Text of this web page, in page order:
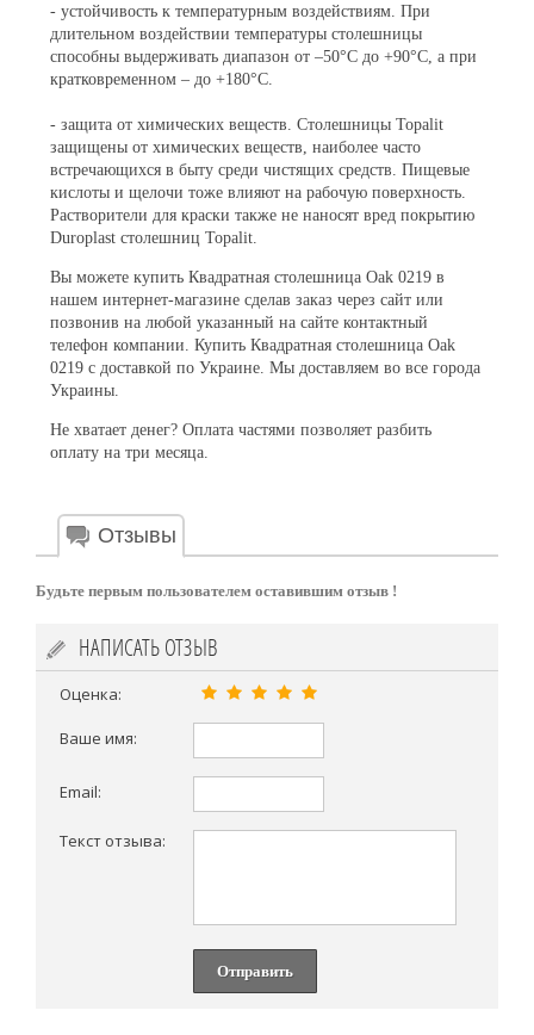
- устойчивость к температурным воздействиям. При
длительном воздействии температуры столешницы
способны выдерживать диапазон от –50°С до +90°С, а при
кратковременном – до +180°С.
- защита от химических веществ. Столешницы Topalit
защищены от химических веществ, наиболее часто
встречающихся в быту среди чистящих средств. Пищевые
кислоты и щелочи тоже влияют на рабочую поверхность.
Растворители для краски также не наносят вред покрытию
Duroplast столешниц Topalit.
Вы можете купить Квадратная столешница Oak 0219 в
нашем интернет-магазине сделав заказ через сайт или
позвонив на любой указанный на сайте контактный
телефон компании. Купить Квадратная столешница Oak
0219 с доставкой по Украине. Мы доставляем во все города
Украины.
Не хватает денег? Оплата частями позволяет разбить
оплату на три месяца.
Отзывы
Будьте первым пользователем оставившим отзыв !
НАПИСАТЬ ОТЗЫВ
Оценка:
Ваше имя:
Email:
Текст отзыва:
Отправить